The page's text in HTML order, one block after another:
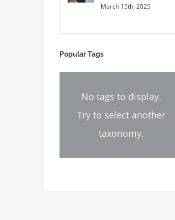
March 15th, 2025
Popular Tags
No tags to display.
Try to select another
taxonomy.